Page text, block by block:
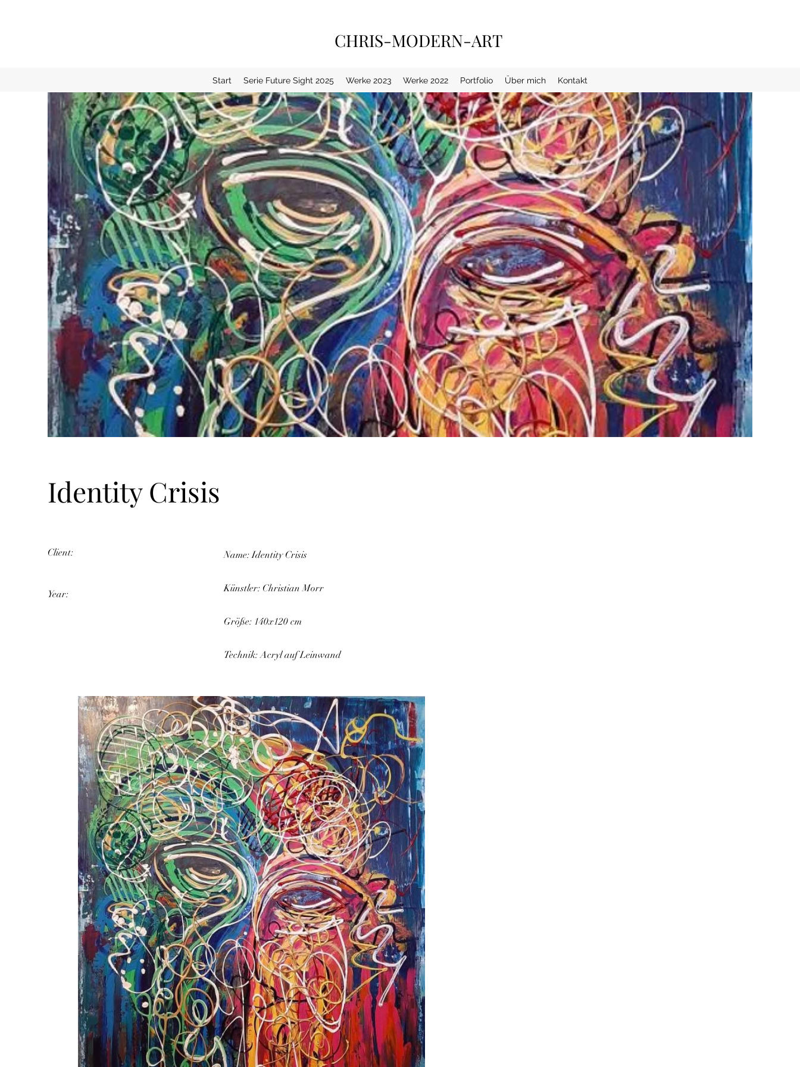
CHRIS-MODERN-ART
Start Serie Future Sight 2025 Werke 2023 Werke 2022 Portfolio Über mich Kontakt
Identity Crisis
Client:
Year:
Name: Identity Crisis
Künstler: Christian Morr
Größe: 140x120 cm
Technik: Acryl auf Leinwand